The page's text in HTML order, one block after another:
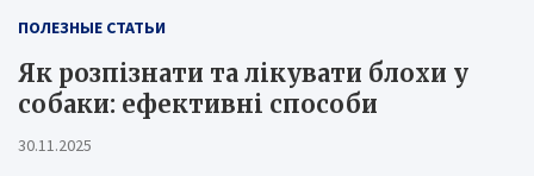
ПОЛЕЗНЫЕ СТАТЬИ
Як розпізнати та лікувати блохи у
собаки: ефективні способи
30.11.2025